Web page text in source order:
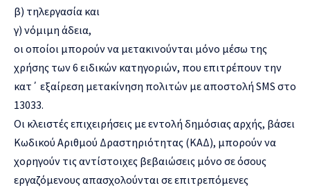
β) τηλεργασία και
γ) νόμιμη άδεια,
οι οποίοι μπορούν να μετακινούνται μόνο μέσω της
χρήσης των 6 ειδικών κατηγοριών, που επιτρέπουν την
κατ΄ εξαίρεση μετακίνηση πολιτών με αποστολή SMS στο
13033.
Οι κλειστές επιχειρήσεις με εντολή δημόσιας αρχής, βάσει
Κωδικού Αριθμού Δραστηριότητας (ΚΑΔ), μπορούν να
χορηγούν τις αντίστοιχες βεβαιώσεις μόνο σε όσους
εργαζόμενους απασχολούνται σε επιτρεπόμενες